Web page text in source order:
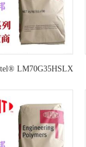
LM70G35HSLX